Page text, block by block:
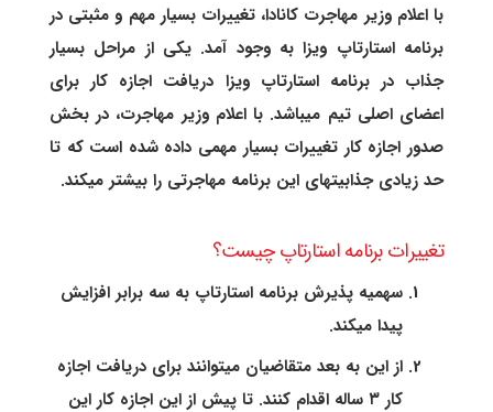
با اعلام وزیر مهاجرت کانادا، تغییرات بسیار مهم و مثبتی در
برنامه استارتاپ ویزا به وجود آمد. یکی از مراحل بسیار
جذاب در برنامه استارتاپ ویزا دریافت اجازه کار برای
اعضای اصلی تیم میباشد. با اعلام وزیر مهاجرت، در بخش
صدور اجازه کار تغییرات بسیار مهمی داده شده است که تا
حد زیادی جذابیتهای این برنامه مهاجرتی را بیشتر میکند.
تغییرات برنامه استارتاپ چیست؟
سهمیه پذیرش برنامه استارتاپ به سه برابر افزایش
پیدا میکند.
از این به بعد متقاضیان میتوانند برای دریافت اجازه
کار ۳ ساله اقدام کنند. تا پیش از این اجازه کار این